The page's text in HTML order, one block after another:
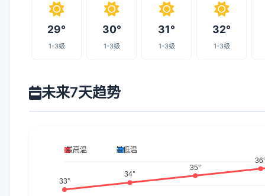
29°
1-3级
30°
1-3级
31°
1-3级
32°
1-3级
未来7天趋势